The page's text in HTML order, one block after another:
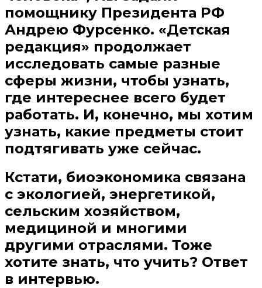
помощнику Президента РФ
Андрею Фурсенко. «Детская
редакция» продолжает
исследовать самые разные
сферы жизни, чтобы узнать,
где интереснее всего будет
работать. И, конечно, мы хотим
узнать, какие предметы стоит
подтягивать уже сейчас.
Кстати, биоэкономика связана
с экологией, энергетикой,
сельским хозяйством,
медициной и многими
другими отраслями. Тоже
хотите знать, что учить? Ответ
в интервью.